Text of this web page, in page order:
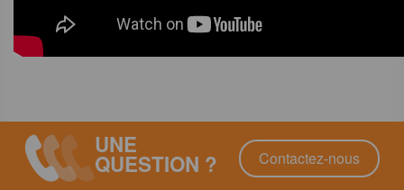
UNE
QUESTION ? Contactez-nous